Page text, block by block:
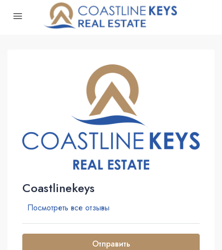
Coastlinekeys
Посмотреть все отзывы
Отправить